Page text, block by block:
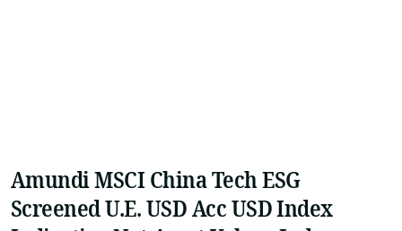
Amundi MSCI China Tech ESG
Screened U.E. USD Acc USD Index